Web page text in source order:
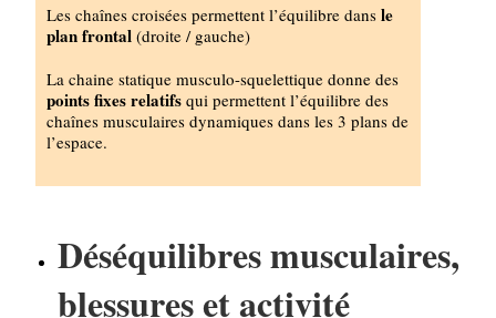
Les chaînes croisées permettent l’équilibre dansle
plan frontal(droite / gauche)
La chaine statique musculo-squelettique donne des
points fixes relatifs qui permettent l’équilibre des
chaînes musculaires dynamiques dans les 3 plans de
l’espace.
Déséquilibres musculaires,
blessures et activité